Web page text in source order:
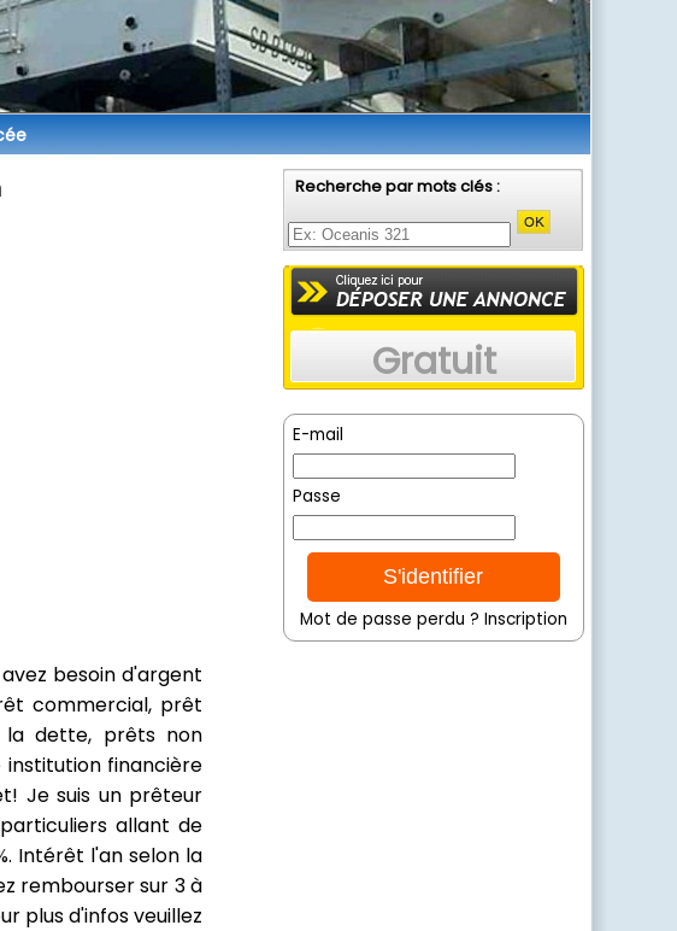
Recherche par mots clés :
Gratuit
E-mail
Passe
Mot de passe perdu ? Inscription
besoin d'argent
commercial, prêt
la dette, prêts non
financière
Je suis un prêteur
allant de
Intérêt l'an selon la
rembourser sur 3 à
plus d'infos veuillez